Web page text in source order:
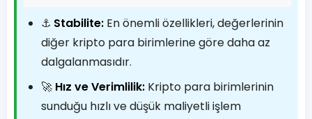
⚓ Stabilite: En önemli özellikleri, değerlerinin
diğer kripto para birimlerine göre daha az
dalgalanmasıdır.
🚀 Hız ve Verimlilik: Kripto para birimlerinin
sunduğu hızlı ve düşük maliyetli işlem